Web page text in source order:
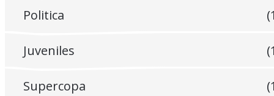
Politica
Juveniles
Supercopa